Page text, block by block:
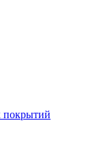
покрытий